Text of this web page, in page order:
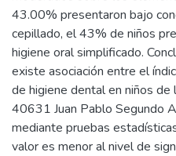
43.00% presentaron bajo
cepillado, el 43% de niños
higiene oral simplificado.
existe asociación entre el
de higiene dental en niños de
40631 Juan Pablo Segundo
mediante pruebas
valor es menor al nivel de